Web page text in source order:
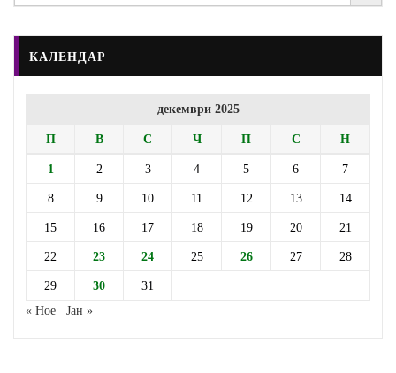
КАЛЕНДАР
декември 2025
П В С Ч П С Н
1 2 3 4 5 6 7
8 9 10 11 12 13 14
15 16 17 18 19 20 21
22 23 24 25 26 27 28
29 30
31
« Ное
Јан »